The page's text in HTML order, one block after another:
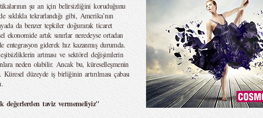
şu an için belirsizliğini koruduğunu
tekrarlandığı gibi, Amerika’nın
da benzer tepkiler doğurarak ticaret
ekonomide artık sınırlar neredeyse ortadan
giderek hız kazanmış durumda.
artması ve sektörel değişimlerin
neden olabilir. Ancak bu, küreselleşmenin
düzeyde iş birliğinin artırılması çabası
değerlerden taviz vermemeliyiz"